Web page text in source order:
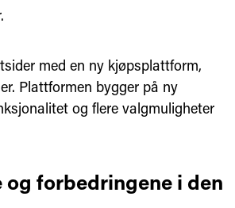
med en ny kjøpsplattform,
Plattformen bygger på ny
og flere valgmuligheter
forbedringene i den